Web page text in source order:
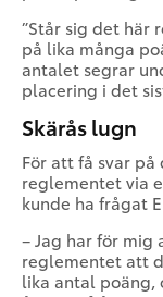
”Står sig det här
på lika många
antalet segrar
placering i det
Skärås lugn
För att få svar
reglementet via
kunde ha frågat
– Jag har för
reglementet att
lika antal poäng,